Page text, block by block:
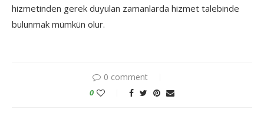
hizmetinden gerek duyulan zamanlarda hizmet talebinde
bulunmak mümkün olur.
0 comment
0